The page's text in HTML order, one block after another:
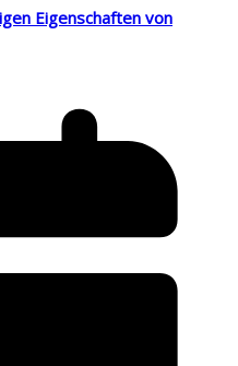
Eigenschaften von